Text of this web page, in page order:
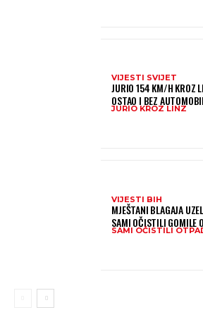
VIJESTI SVIJET
JURIO 154 KM/H KROZ
OSTAO I BEZ
DOZVOLE
JURIO KROZ LINZ
VIJESTI BIH
MJEŠTANI BLAGAJA
SAMI OČISTILI GOMILE
SAMI OČISTILI